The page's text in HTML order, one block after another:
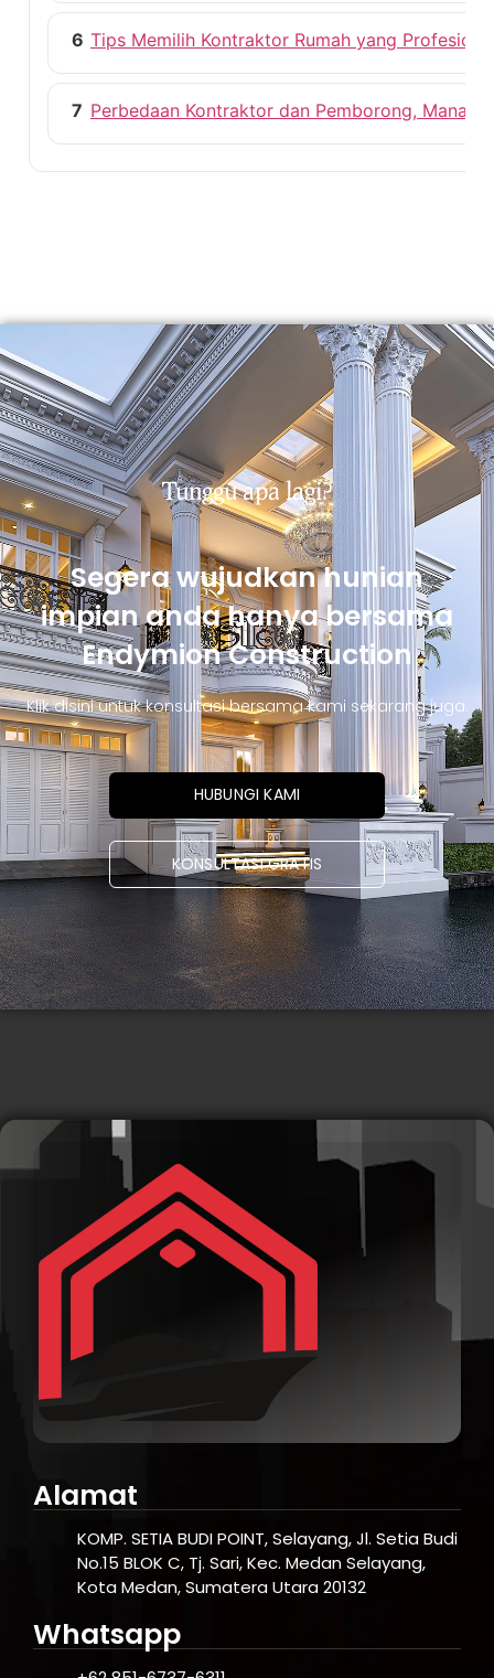
6 Tips Memilih Kontraktor Rumah yang
7 Perbedaan Kontraktor dan Pemborong, Mana
Tunggu apa lagi?
Segera wujudkan hunian
impian anda hanya bersama
Endymion Construction
Klik disini untuk konsultasi bersama kami sekarang juga.
HUBUNGI KAMI
KONSULTASI GRATIS
Alamat
KOMP. SETIA BUDI POINT, Selayang, Jl. Setia Budi
No.15 BLOK C, Tj. Sari, Kec. Medan Selayang,
Kota Medan, Sumatera Utara 20132
Whatsapp